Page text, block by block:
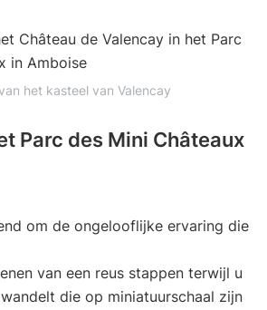
het kasteel van Valencay
Parc des Mini Châteaux
om de ongelooflijke ervaring die
van een reus stappen terwijl u
die op miniatuurschaal zijn